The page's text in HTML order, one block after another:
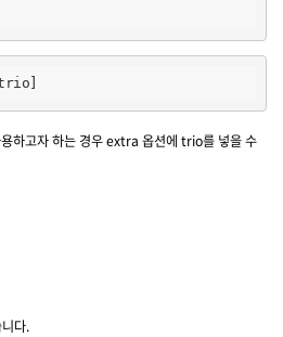
하고자 하는 경우 extra 옵션에 trio를 넣을 수
다.